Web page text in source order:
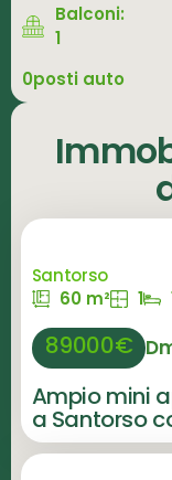
Balconi:
1
0posti auto
Santorso
60 m²
1
89000€
Ampio mini
a Santorso